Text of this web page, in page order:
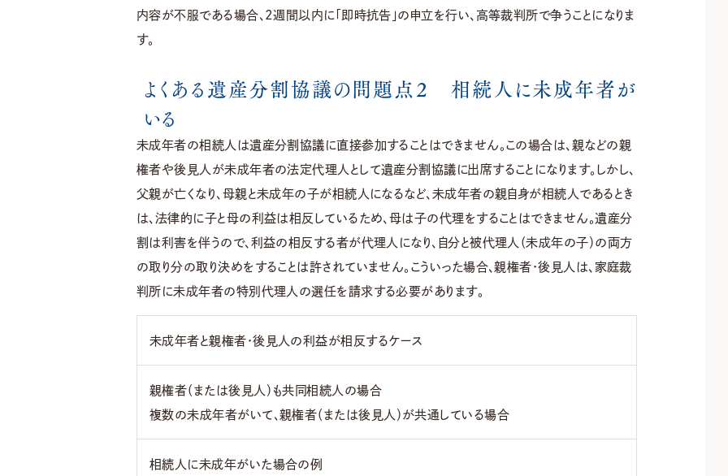
内容が不服である場合、2週間以内に「即時抗告」の申立を行い、高等裁判所で争うことになりま
す。
よくある遺産分割協議の問題点２ 相続人に未成年者が
いる
未成年者の相続人は遺産分割協議に直接参加することはできません。この場合は、親などの親
権者や後見人が未成年者の法定代理人として遺産分割協議に出席することになります。しかし、
父親が亡くなり、母親と未成年の子が相続人になるなど、未成年者の親自身が相続人であるとき
は、法律的に子と母の利益は相反しているため、母は子の代理をすることはできません。遺産分
割は利害を伴うので、利益の相反する者が代理人になり、自分と被代理人（未成年の子）の両方
の取り分の取り決めをすることは許されていません。こういった場合、親権者・後見人は、家庭裁
判所に未成年者の特別代理人の選任を請求する必要があります。
未成年者と親権者・後見人の利益が相反するケース
親権者（または後見人）も共同相続人の場合
複数の未成年者がいて、親権者（または後見人）が共通している場合
相続人に未成年がいた場合の例